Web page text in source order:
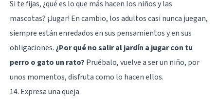
Si te fijas, ¿qué es lo que más hacen los niños y las
mascotas? ¡Jugar! En cambio, los adultos casi nunca juegan,
siempre están enredados en sus pensamientos y en sus
obligaciones. ¿Por qué no salir al jardín a jugar con tu
perro o gato un rato? Pruébalo, vuelve a ser un niño, por
unos momentos, disfruta como lo hacen ellos.
14. Expresa una queja